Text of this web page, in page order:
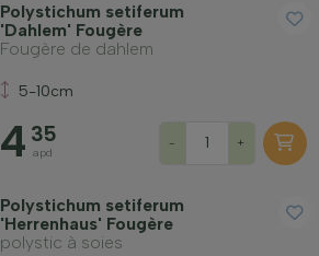
Polystichum setiferum
'Dahlem' Fougère
Fougère de dahlem
5-10cm
4 35
apd
- +
Polystichum setiferum
'Herrenhaus' Fougère
polystic à soies